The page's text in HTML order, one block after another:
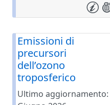
Emissioni di
precursori
dell’ozono
troposferico
Ultimo aggiornamento: